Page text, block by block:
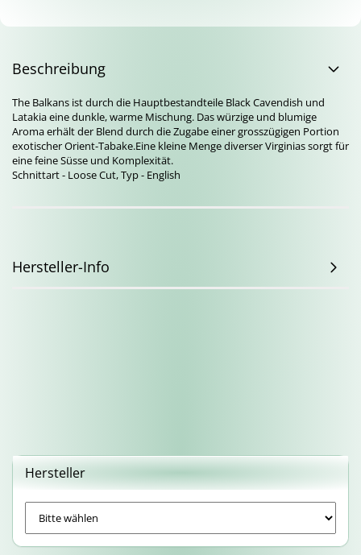
Beschreibung
The Balkans ist durch die Hauptbestandteile Black Cavendish und
Latakia eine dunkle, warme Mischung. Das würzige und blumige
Aroma erhält der Blend durch die Zugabe einer grosszügigen Portion
exotischer Orient-Tabake.Eine kleine Menge diverser Virginias sorgt für
eine feine Süsse und Komplexität.
Schnittart - Loose Cut, Typ - English
Hersteller-Info
Hersteller